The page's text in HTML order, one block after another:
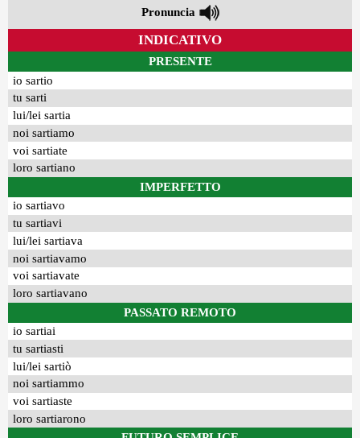
Pronuncia
INDICATIVO
PRESENTE
io sartio
tu sarti
lui/lei sartia
noi sartiamo
voi sartiate
loro sartiano
IMPERFETTO
io sartiavo
tu sartiavi
lui/lei sartiava
noi sartiavamo
voi sartiavate
loro sartiavano
PASSATO REMOTO
io sartiai
tu sartiasti
lui/lei sartiò
noi sartiammo
voi sartiaste
loro sartiarono